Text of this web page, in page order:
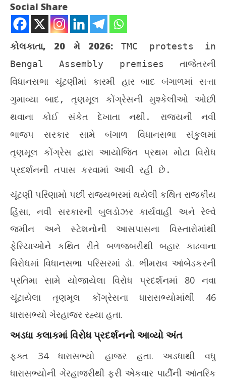
NOW VIEWING
ધારાસભ્યો ગેરહાજર
May
2026
Social Share
કોલકાતા, 20 મે 2026:TMC protests in
Bengal Assembly premises તાજેતરની
વિધાનસભા ચૂંટણીમાં કારમી હાર બાદ બંગાળમાં સત્તા
ગુમાવ્યા બાદ, તૃણમૂલ કોંગ્રેસની મુશ્કેલીઓ ઓછી
થવાના કોઈ સંકેત દેખાતા નથી. રાજ્યની નવી
ભાજપ સરકાર સામે બંગાળ વિધાનસભા સંકુલમાં
તૃણમૂલ કોંગ્રેસ દ્વારા આયોજિત પ્રથમ મોટા વિરોધ
પ્રદર્શનની તપાસ કરવામાં આવી રહી છે.
ચૂંટણી પરિણામો પછી રાજ્યભરમાં થયેલી કથિત રાજકીય
હિંસા, નવી સરકારની બુલડોઝર કાર્યવાહી અને રેલ્વે
જમીન અને સ્ટેશનોની આસપાસના વિસ્તારોમાંથી
ફેરિયાઓને કથિત રીતે બળજબરીથી બહાર કાઢવાના
વિરોધમાં વિધાનસભા પરિસરમાં ડૉ. ભીમરાવ આંબેડકરની
પ્રતિમા સામે યોજાયેલા વિરોધ પ્રદર્શનમાં 80 નવા
ચૂંટાયેલા તૃણમૂલ કોંગ્રેસના ધારાસભ્યોમાંથી 46
ધારાસભ્યો ગેરહાજર રહ્યા હતા.
અડધા કલાકમાં વિરોધ પ્રદર્શનનો આવ્યો અંત
ફક્ત 34 ધારાસભ્યો હાજર હતા. અડધાથી વધુ
ધારાસભ્યોની ગેરહાજરીથી ફરી એકવાર પાર્ટીની આંતરિક